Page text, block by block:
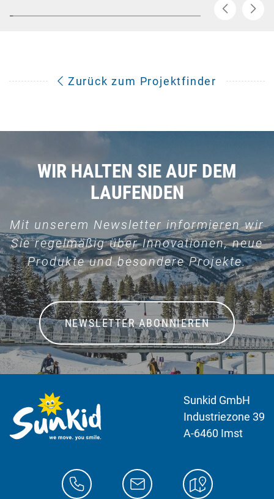
Zurück zum Projektfinder
WIR HALTEN SIE AUF DEM
LAUFENDEN
Mit unserem Newsletter informieren wir
Sie regelmäßig über Innovationen, neue
Produkte und besondere Projekte.
NEWSLETTER ABONNIEREN
Sunkid GmbH
Industriezone 39
A-6460 Imst